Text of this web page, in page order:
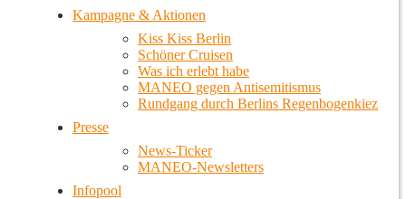
Kampagne & Aktionen
Kiss Kiss Berlin
Schöner Cruisen
Was ich erlebt habe
MANEO gegen Antisemitismus
Rundgang durch Berlins Regenbogenkiez
Presse
News-Ticker
MANEO-Newsletters
Infopool